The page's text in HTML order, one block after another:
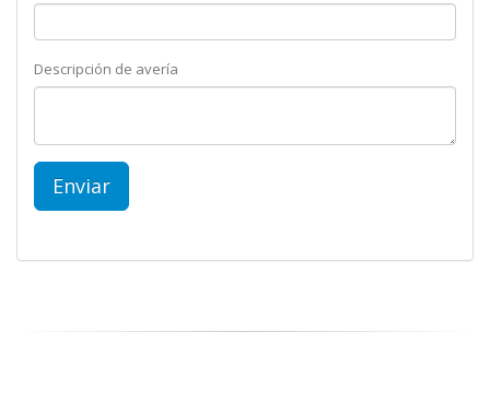
Descripción de avería